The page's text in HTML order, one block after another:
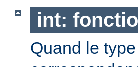
int:
Quand le